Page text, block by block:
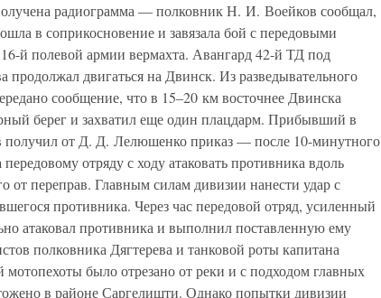
радиограмма — полковник Н. И. Воейков сообщал,
в соприкосновение и завязала бой с передовыми
й полевой армии вермахта. Авангард 42-й ТД под
двигаться на Двинск. Из разведывательного
сообщение, что в 15–20 км восточнее Двинска
берег и захватил еще один плацдарм. Прибывший в
получил от Д. Д. Лелюшенко приказ — после 10-минутного
отряду с ходу атаковать противника вдоль
от переправ. Главным силам дивизии нанести удар с
противника. Через час передовой отряд, усиленный
атаковал противника и выполнил поставленную ему
полковника Дягтерева и танковой роты капитана
мотопехоты было отрезано от реки и с подходом главных
в районе Саргелишти. Однако попытки дивизии